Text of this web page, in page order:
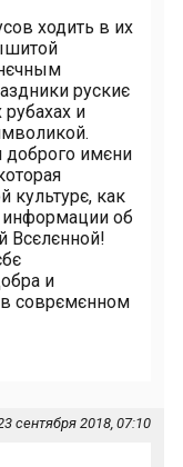
ходить в их
рускиє
и
имєни
культурє, как
информации об
Всєлєнной!
и
в соврємєнном
сентября 2018, 07:10